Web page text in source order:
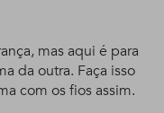
mas aqui é para
da outra. Faça isso
com os fios assim.